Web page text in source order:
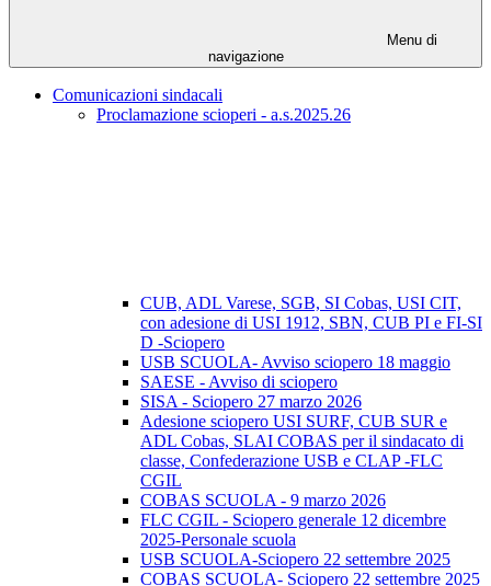
Menu di
navigazione
Comunicazioni sindacali
Proclamazione scioperi - a.s.2025.26
CUB, ADL Varese, SGB, SI Cobas, USI CIT,
con adesione di USI 1912, SBN, CUB PI e FI-SI
D -Sciopero
USB SCUOLA- Avviso sciopero 18 maggio
SAESE - Avviso di sciopero
SISA - Sciopero 27 marzo 2026
Adesione sciopero USI SURF, CUB SUR e
ADL Cobas, SLAI COBAS per il sindacato di
classe, Confederazione USB e CLAP -FLC
CGIL
COBAS SCUOLA - 9 marzo 2026
FLC CGIL - Sciopero generale 12 dicembre
2025-Personale scuola
USB SCUOLA-Sciopero 22 settembre 2025
COBAS SCUOLA- Sciopero 22 settembre 2025